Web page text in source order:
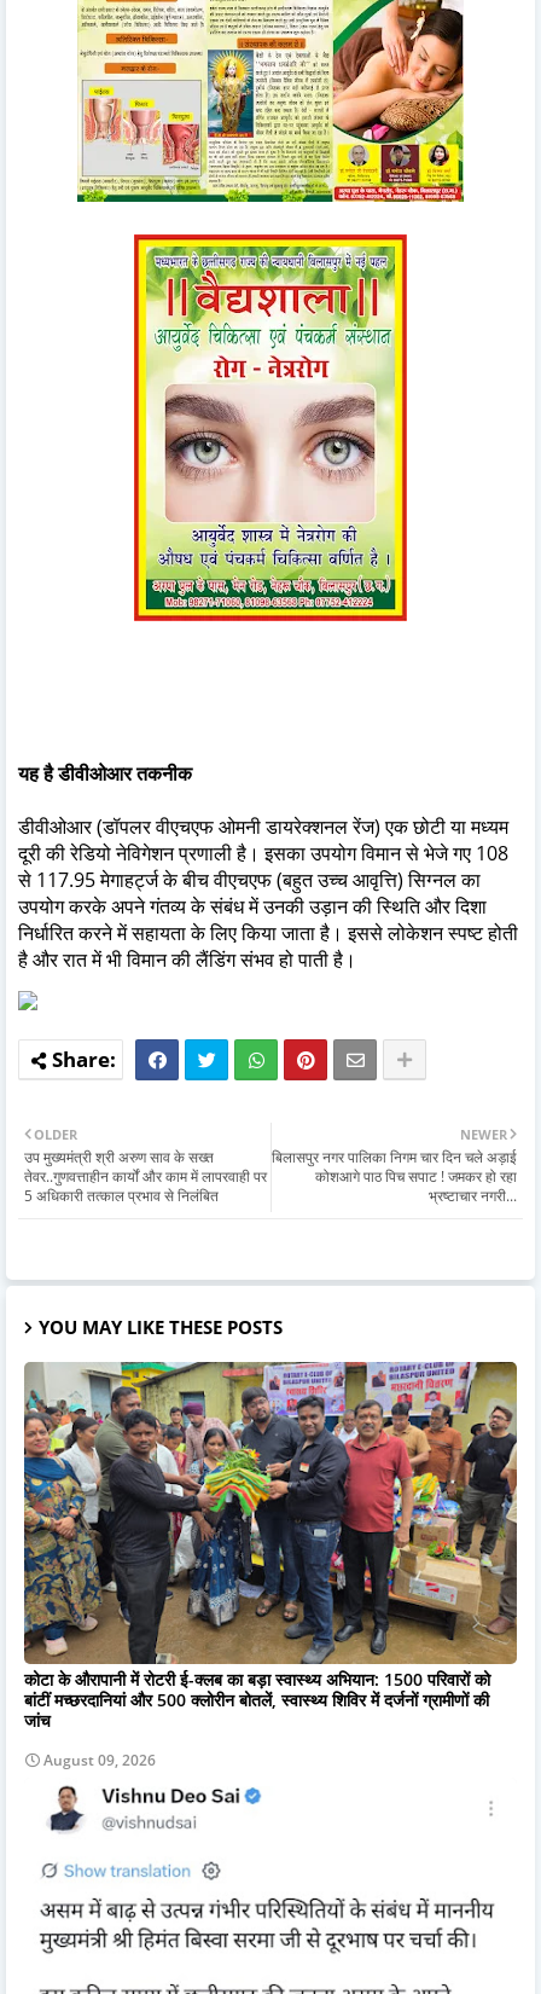
यह है डीवीओआर तकनीक
डीवीओआर (डॉपलर वीएचएफ ओमनी डायरेक्शनल रेंज) एक छोटी या मध्यम
दूरी की रेडियो नेविगेशन प्रणाली है। इसका उपयोग विमान से भेजे गए 108
से 117.95 मेगाहर्ट्ज के बीच वीएचएफ (बहुत उच्च आवृत्ति) सिग्नल का
उपयोग करके अपने गंतव्य के संबंध में उनकी उड़ान की स्थिति और दिशा
निर्धारित करने में सहायता के लिए किया जाता है। इससे लोकेशन स्पष्ट होती
है और रात में भी विमान की लैंडिंग संभव हो पाती है।
NEWER
बिलासपुर नगर पालिका निगम चार दिन चले अड़ाई
कोशआगे पाठ पिच सपाट ! जमकर हो रहा
भ्रष्टाचार नगरी...
OLDER
उप मुख्यमंत्री श्री अरुण साव के सख्त
तेवर..गुणवत्ताहीन कार्यों और काम में लापरवाही पर
5 अधिकारी तत्काल प्रभाव से निलंबित
YOU MAY LIKE THESE POSTS
कोटा के औरापानी में रोटरी ई-क्लब का बड़ा स्वास्थ्य अभियान: 1500 परिवारों को
बांटीं मच्छरदानियां और 500 क्लोरीन बोतलें, स्वास्थ्य शिविर में दर्जनों ग्रामीणों की
जांच
August 09, 2026